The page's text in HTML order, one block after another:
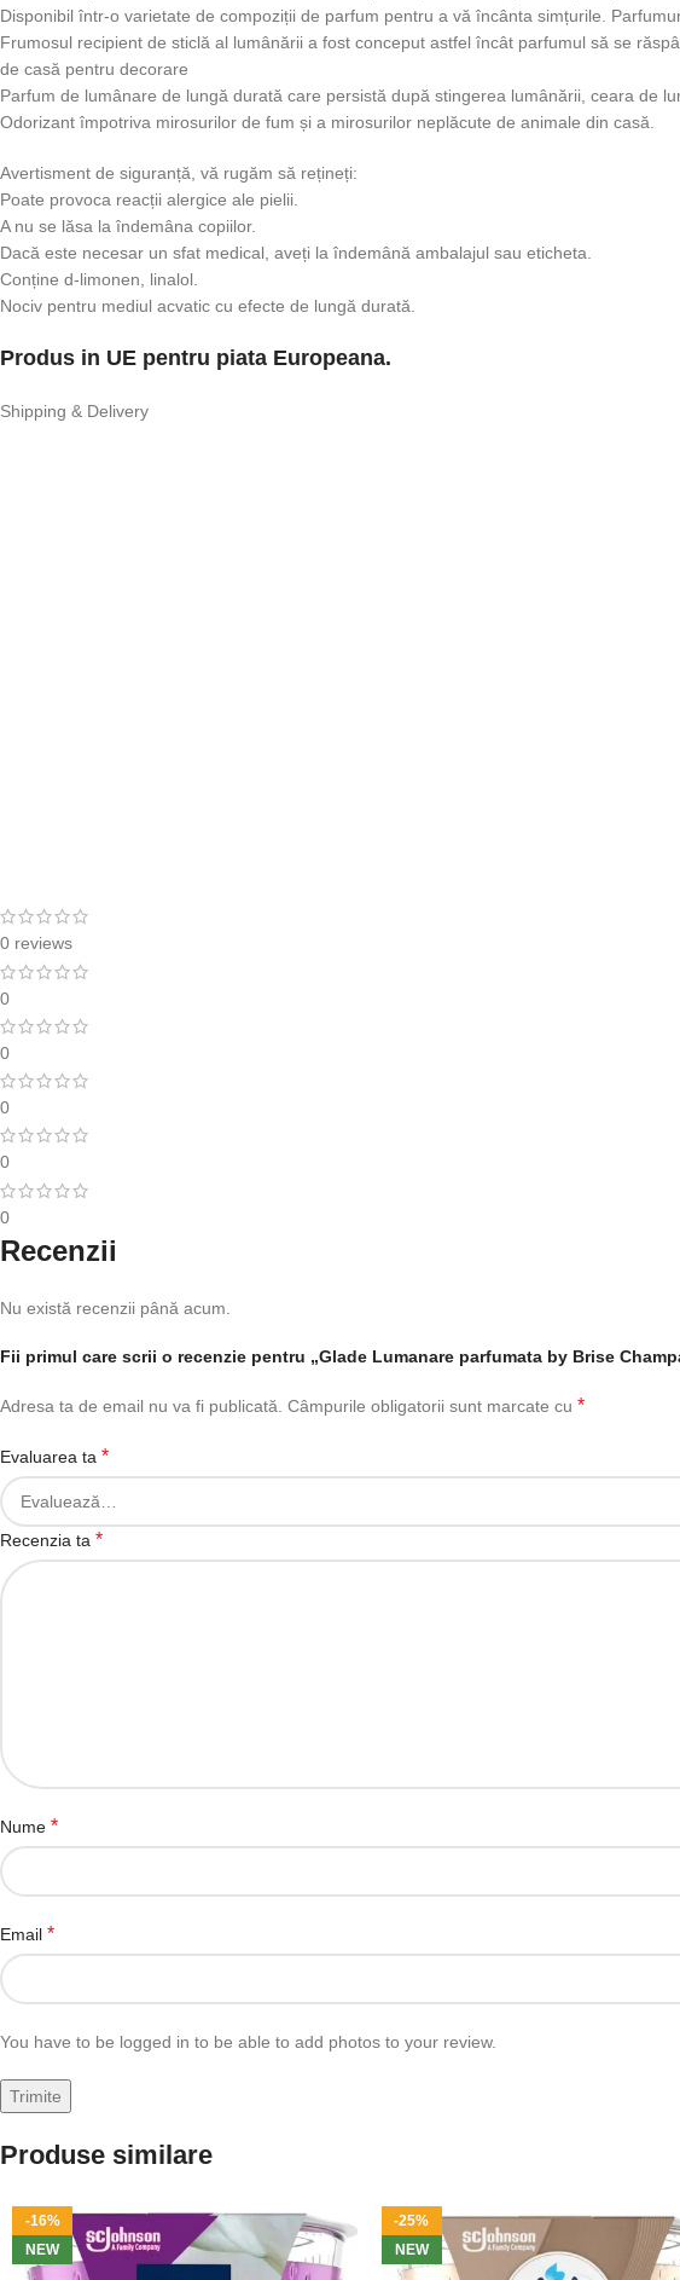
Disponibil într-o varietate de compoziții de parfum pentru a vă încânta simțurile.
Frumosul recipient de sticlă al lumânării a fost conceput astfel încât parfumul să se
de casă pentru decorare
Parfum de lumânare de lungă durată care persistă după stingerea lumânării, ceara de
Odorizant împotriva mirosurilor de fum și a mirosurilor neplăcute de animale din casă.
Avertisment de siguranță, vă rugăm să rețineți:
Poate provoca reacții alergice ale pielii.
A nu se lăsa la îndemâna copiilor.
Dacă este necesar un sfat medical, aveți la îndemână ambalajul sau eticheta.
Conține d-limonen, linalol.
Nociv pentru mediul acvatic cu efecte de lungă durată.
Produs in UE pentru piata Europeana.
Shipping & Delivery
0 reviews
0
0
0
0
0
Recenzii
Nu există recenzii până acum.
Fii primul care scrii o recenzie pentru „Glade Lumanare parfumata by Brise
Adresa ta de email nu va fi publicată. Câmpurile obligatorii sunt marcate cu *
Evaluarea ta *
Recenzia ta *
Nume *
Email *
You have to be logged in to be able to add photos to your review.
Produse similare
-16%
NEW
-25%
NEW